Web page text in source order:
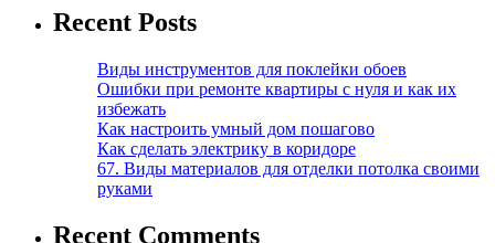
Recent Posts
Виды инструментов для поклейки обоев
Ошибки при ремонте квартиры с нуля и как их
избежать
Как настроить умный дом пошагово
Как сделать электрику в коридоре
67. Виды материалов для отделки потолка своими
руками
Recent Comments